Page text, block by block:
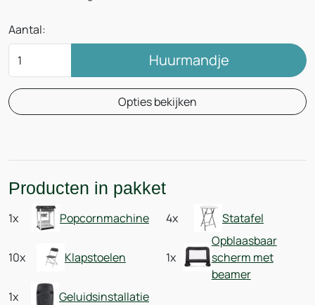
Aantal:
Huurmandje
Opties bekijken
Producten in pakket
1x Popcornmachine 4x Statafel
10x Klapstoelen 1x
Opblaasbaar
scherm met
beamer
1x
Geluidsinstallatie